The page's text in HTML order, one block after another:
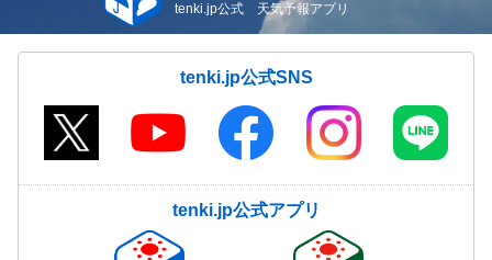
tenki.jp公式 天気予報アプリ
tenki.jp公式SNS
tenki.jp公式アプリ